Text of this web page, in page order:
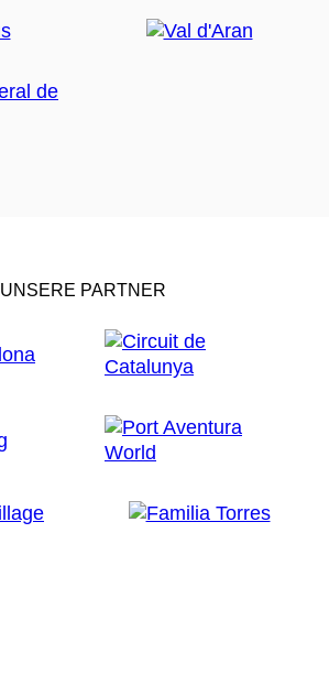
UNSERE PARTNER